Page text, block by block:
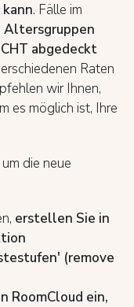
. Fälle im
Altersgruppen
abgedeckt
Raten
wir Ihnen,
es möglich ist, Ihre
die neue
erstellen Sie in
(remove
RoomCloud ein,